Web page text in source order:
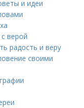
и идеи
верой
радость и веру
своими